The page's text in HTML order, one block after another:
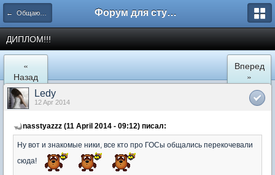
← Общаются психологи Форум для студента СГА
ДИПЛОМ!!!
«
Назад
Вперед
»
Ledy
12 Apr 2014
nasstyazzz (11 April 2014 - 09:12) писал:
Ну вот и знакомые ники, все кто про ГОСы общались перекочевали
сюда!